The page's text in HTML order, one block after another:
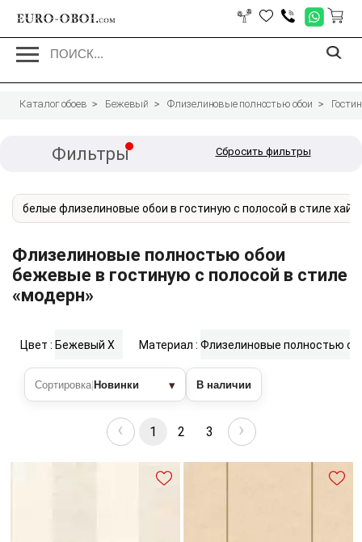
EURO-OBOI.com
Каталог обоев Бежевый Флизелиновые полностью обои
Фильтры Сбросить фильтры
белые флизелиновые обои в гостиную с полосой в стиле хай-
Флизелиновые полностью обои
бежевые в гостиную с полосой в стиле
«модерн»
Цвет : Бежевый X Материал : Флизелиновые полностью
Сортировка|Новинки ▾ В наличии
‹ 1 2 3 ›